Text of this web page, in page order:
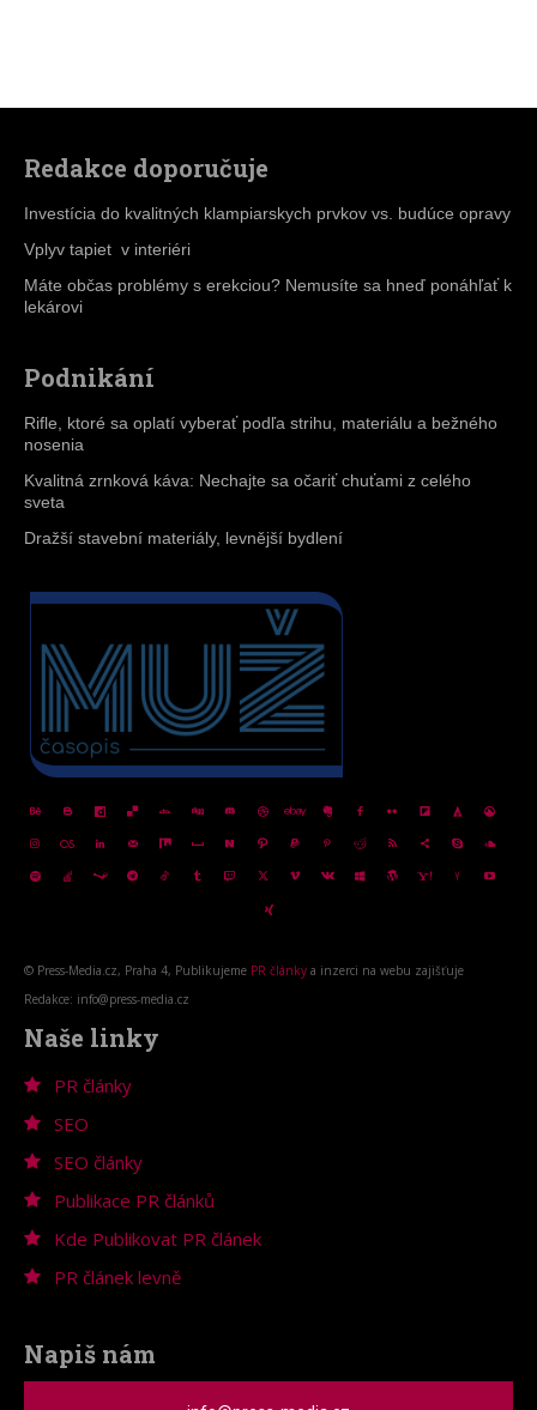
Redakce doporučuje
Investícia do kvalitných klampiarskych prvkov vs. budúce opravy
Vplyv tapiet v interiéri
Máte občas problémy s erekciou? Nemusíte sa hneď ponáhľať k
lekárovi
Podnikání
Rifle, ktoré sa oplatí vyberať podľa strihu, materiálu a bežného
nosenia
Kvalitná zrnková káva: Nechajte sa očariť chuťami z celého
sveta
Dražší stavební materiály, levnější bydlení
© Press-Media.cz, Praha 4, Publikujeme PR články a inzerci na webu zajišťuje
Redakce: info@press-media.cz
Naše linky
PR články
SEO
SEO články
Publikace PR článků
Kde Publikovat PR článek
PR článek levně
Napiš nám